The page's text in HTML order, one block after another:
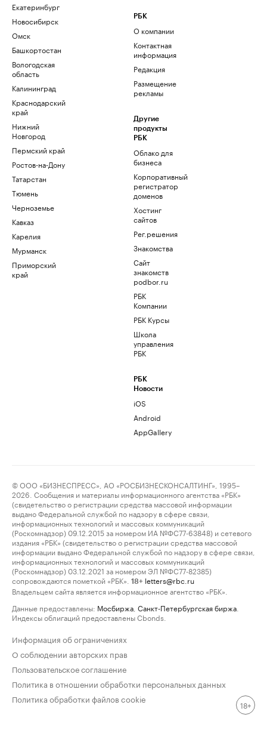
Екатеринбург
Новосибирск
Омск
Башкортостан
Вологодская
область
Калининград
Краснодарский
край
Нижний
Новгород
Пермский край
Ростов-на-Дону
Татарстан
Тюмень
Черноземье
Кавказ
Карелия
Мурманск
Приморский
край
РБК
О компании
Контактная
информация
Редакция
Размещение
рекламы
Другие
продукты
РБК
Облако для
бизнеса
Корпоративный
регистратор
доменов
Хостинг
сайтов
Рег.решения
Знакомства
Сайт
знакомств
podbor.ru
РБК
Компании
РБК Курсы
Школа
управления
РБК
РБК
Новости
iOS
Android
AppGallery
© ООО «БИЗНЕСПРЕСС», АО «РОСБИЗНЕСКОНСАЛТИНГ», 1995–
2026. Сообщения и материалы информационного агентства «РБК»
(свидетельство о регистрации средства массовой информации
выдано Федеральной службой по надзору в сфере связи,
информационных технологий и массовых коммуникаций
(Роскомнадзор) 09.12.2015 за номером ИА №ФС77-63848) и сетевого
издания «РБК» (свидетельство о регистрации средства массовой
информации выдано Федеральной службой по надзору в сфере связи,
информационных технологий и массовых коммуникаций
(Роскомнадзор) 03.12.2021 за номером ЭЛ №ФС77-82385)
сопровождаются пометкой «РБК».
18+ letters@rbc.ru
Владельцем сайта является информационное агентство «РБК».
Данные предоставлены: Мосбиржа Санкт-Петербургская биржа
Индексы облигаций предоставлены Cbonds.
Информация об ограничениях
О соблюдении авторских прав
Пользовательское соглашение
Политика в отношении обработки персональных данных
Политика обработки файлов cookie
18+